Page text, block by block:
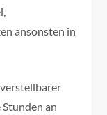
ansonsten in
an